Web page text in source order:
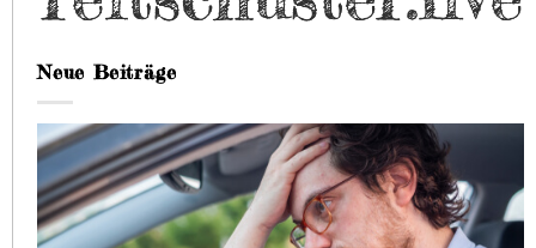
Neue Beiträge